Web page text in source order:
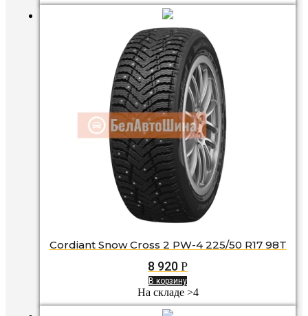
Cordiant Snow Cross 2 PW-4 225/50 R17 98T
8 920 Р
В корзину
На складе >4